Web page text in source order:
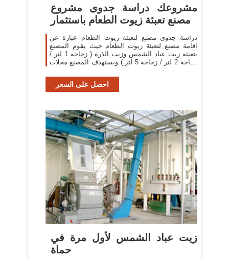
مشروعك دراسة جدوى مشروع
مصنع تعبئة زيوت الطعام باستثمار
دراسة جدوى مصنع لتعبئة زيوت الطعام عبارة عن
اقامة مصنع لتعبئة زيوت الطعام حيث يقوم المصنع
بتعبئة زيت عباد الشمس وزيت الذرة ( زجاجة 1 لتر /
زجاجة 2 لتر / زجاجة 5 لتر ) ويستهدف المصنع محلات
احصل على السعر
زيت عباد الشمس لأول مرة في
حماة